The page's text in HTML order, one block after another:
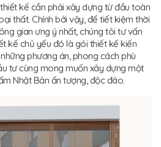
kế cần phải xây dựng từ đầu toàn
thất. Chính bởi vậy, để tiết kiệm thời
gian ưng ý nhất, chúng tôi tư vấn
kế chủ yếu đó là gói thiết kế kiến
phương án, phong cách phù
tư cùng mong muốn xây dựng một
Nhật Bản ấn tượng, độc đáo.